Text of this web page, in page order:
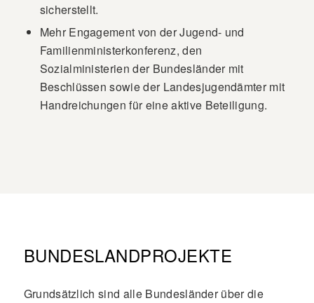
sicherstellt.
Mehr Engagement von der Jugend- und
Familienministerkonferenz, den
Sozialministerien der Bundesländer mit
Beschlüssen sowie der Landesjugendämter mit
Handreichungen für eine aktive Beteiligung.
BUNDESLANDPROJEKTE
Grundsätzlich sind alle Bundesländer über die